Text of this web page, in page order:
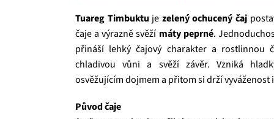
Tuareg Timbuktu je zelený ochucený čaj
čaje a výrazně svěží máty peprné.
přináší lehký čajový charakter a rostlinnou
chladivou vůni a svěží závěr. Vzniká
osvěžujícím dojmem a přitom si drží
Původ čaje